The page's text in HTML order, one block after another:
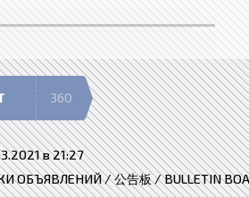
360
в 21:27
ОБЪЯВЛЕНИЙ / 公告板 / BULLETIN